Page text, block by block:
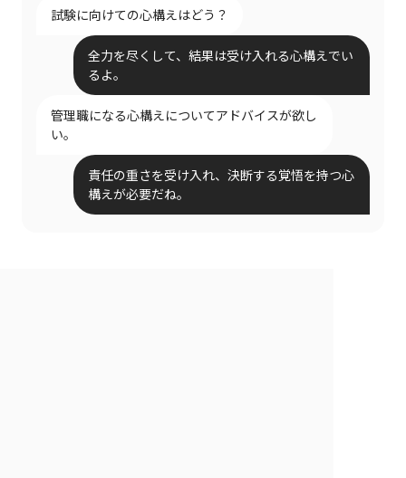
試験に向けての心構えはどう？
全力を尽くして、結果は受け入れる心構えでい
るよ。
管理職になる心構えについてアドバイスが欲し
い。
責任の重さを受け入れ、決断する覚悟を持つ心
構えが必要だね。